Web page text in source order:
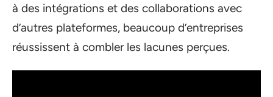
à des intégrations et des collaborations avec
d’autres plateformes, beaucoup d’entreprises
réussissent à combler les lacunes perçues.